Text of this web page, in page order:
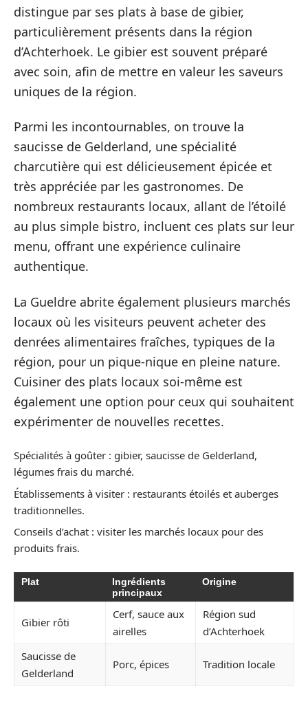
distingue par ses plats à base de gibier,
particulièrement présents dans la région
d’Achterhoek. Le gibier est souvent préparé
avec soin, afin de mettre en valeur les saveurs
uniques de la région.
Parmi les incontournables, on trouve la
saucisse de Gelderland, une spécialité
charcutière qui est délicieusement épicée et
très appréciée par les gastronomes. De
nombreux restaurants locaux, allant de l’étoilé
au plus simple bistro, incluent ces plats sur leur
menu, offrant une expérience culinaire
authentique.
La Gueldre abrite également plusieurs marchés
locaux où les visiteurs peuvent acheter des
denrées alimentaires fraîches, typiques de la
région, pour un pique-nique en pleine nature.
Cuisiner des plats locaux soi-même est
également une option pour ceux qui souhaitent
expérimenter de nouvelles recettes.
Spécialités à goûter : gibier, saucisse de Gelderland,
légumes frais du marché.
Établissements à visiter : restaurants étoilés et auberges
traditionnelles.
Conseils d’achat : visiter les marchés locaux pour des
produits frais.
Plat
Ingrédients
principaux
Origine
Gibier rôti
Cerf, sauce aux
airelles
Région sud
d’Achterhoek
Saucisse de
Gelderland
Porc, épices Tradition locale